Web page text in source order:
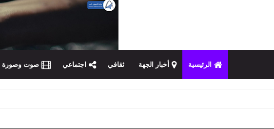
الرئيسية أخبار الجهة ثقافي اجتماعي صوت وصورة